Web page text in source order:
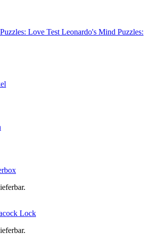
Leonardo's Mind Puzzles:
Lock